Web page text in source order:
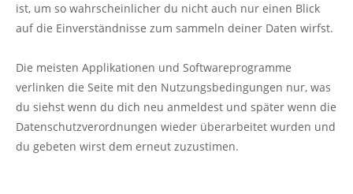
ist, um so wahrscheinlicher du nicht auch nur einen Blick
auf die Einverständnisse zum sammeln deiner Daten wirfst.
Die meisten Applikationen und Softwareprogramme
verlinken die Seite mit den Nutzungsbedingungen nur, was
du siehst wenn du dich neu anmeldest und später wenn die
Datenschutzverordnungen wieder überarbeitet wurden und
du gebeten wirst dem erneut zuzustimen.